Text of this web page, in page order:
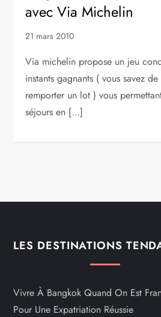
avec Via Michelin
21 mars 2010
Via michelin propose un jeu
instants gagnants ( vous savez
remporter un lot ) vous
séjours en […]
LES DESTINATIONS
Vivre À Bangkok Quand On Est
Pour Une Expatriation Réussie